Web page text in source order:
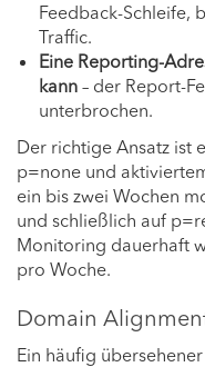
Feedback-Schleife,
Traffic.
Eine Reporting-
kann – der Report-
unterbrochen.
Der richtige Ansatz ist
p=none und
ein bis zwei Wochen
und schließlich auf
Monitoring dauerhaft
pro Woche.
Domain
Ein häufig